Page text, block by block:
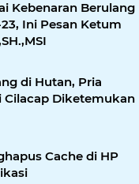
Kebenaran Berulang
Ini Pesan Ketum
di Hutan, Pria
Cilacap Diketemukan
Cache di HP